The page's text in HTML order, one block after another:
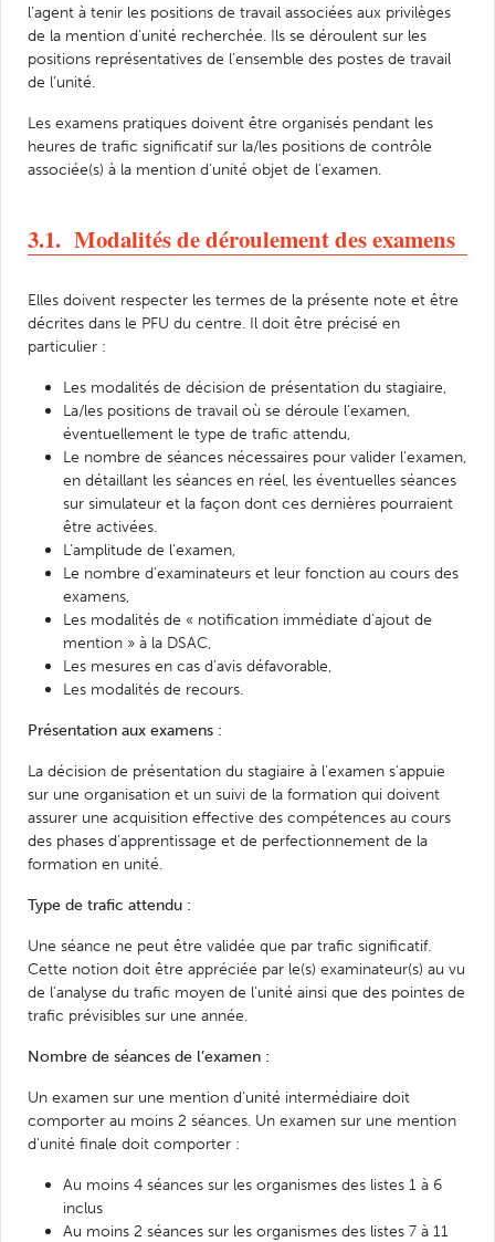
l’agent à tenir les positions de travail associées aux privilèges
de la mention d’unité recherchée. Ils se déroulent sur les
positions représentatives de l’ensemble des postes de travail
de l’unité.
Les examens pratiques doivent être organisés pendant les
heures de trafic significatif sur la/les positions de contrôle
associée(s) à la mention d’unité objet de l’examen.
3.1. Modalités de déroulement des examens
Elles doivent respecter les termes de la présente note et être
décrites dans le PFU du centre. Il doit être précisé en
particulier :
Les modalités de décision de présentation du stagiaire,
La/les positions de travail où se déroule l’examen,
éventuellement le type de trafic attendu,
Le nombre de séances nécessaires pour valider l’examen,
en détaillant les séances en réel, les éventuelles séances
sur simulateur et la façon dont ces dernières pourraient
être activées.
L’amplitude de l’examen,
Le nombre d’examinateurs et leur fonction au cours des
examens,
Les modalités de « notification immédiate d’ajout de
mention » à la DSAC,
Les mesures en cas d’avis défavorable,
Les modalités de recours.
Présentation aux examens :
La décision de présentation du stagiaire à l’examen s’appuie
sur une organisation et un suivi de la formation qui doivent
assurer une acquisition effective des compétences au cours
des phases d’apprentissage et de perfectionnement de la
formation en unité.
Type de trafic attendu :
Une séance ne peut être validée que par trafic significatif.
Cette notion doit être appréciée par le(s) examinateur(s) au vu
de l’analyse du trafic moyen de l’unité ainsi que des pointes de
trafic prévisibles sur une année.
Nombre de séances de l’examen :
Un examen sur une mention d’unité intermédiaire doit
comporter au moins 2 séances. Un examen sur une mention
d'unité finale doit comporter :
Au moins 4 séances sur les organismes des listes 1 à 6
inclus
Au moins 2 séances sur les organismes des listes 7 à 11